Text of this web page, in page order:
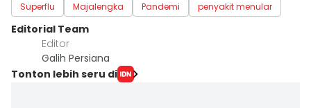
Superflu Majalengka Pandemi penyakit menular
Editorial Team
Editor
Galih Persiana
Tonton lebih seru di